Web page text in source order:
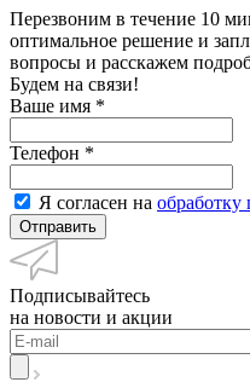
Перезвоним в течение 10
оптимальное решение и
вопросы и расскажем
Будем на связи!
Ваше имя *
Телефон *
Я согласен на
Подписывайтесь
на новости и акции